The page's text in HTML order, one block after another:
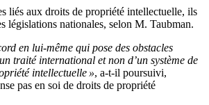
liés aux droits de propriété intellectuelle, ils
législations nationales, selon M. Taubman.
en lui-même qui pose des obstacles
traité international et non d’un système de
intellectuelle », a-t-il poursuivi,
pas en soi de droits de propriété